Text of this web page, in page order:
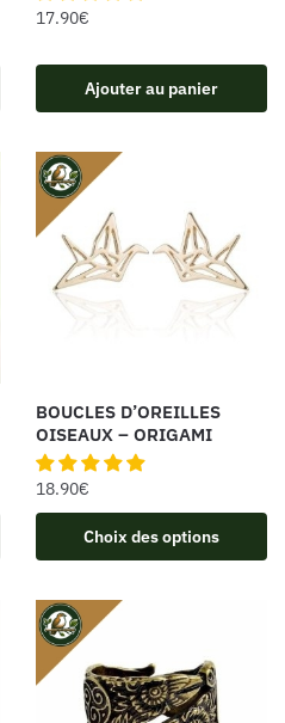
17.90€
Ajouter au panier
BOUCLES D’OREILLES
OISEAUX – ORIGAMI
18.90€
Choix des options